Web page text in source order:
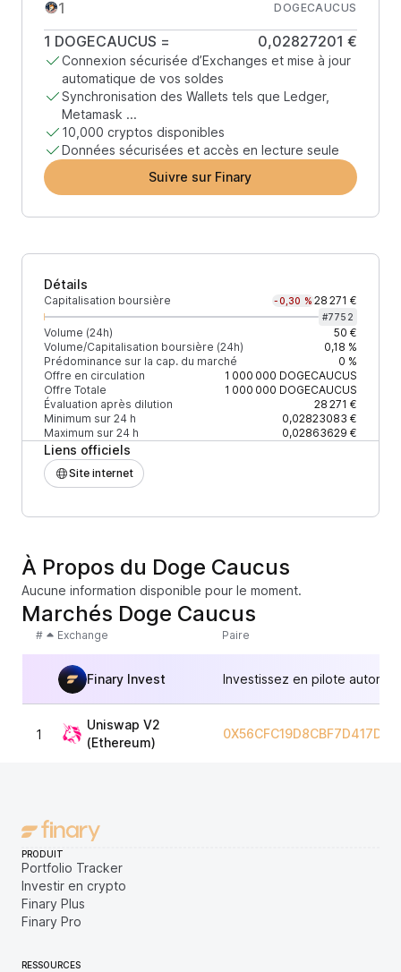
DOGECAUCUS
1 DOGECAUCUS = 0,02827201 €
Connexion sécurisée d’Exchanges et mise à jour
automatique de vos soldes
Synchronisation des Wallets tels que Ledger,
Metamask ...
10,000 cryptos disponibles
Données sécurisées et accès en lecture seule
Suivre sur Finary
Détails
Capitalisation boursière -0,30 % 28 271 €
#7752
Volume (24h)
50 €
Volume/Capitalisation boursière (24h)
0,18 %
Prédominance sur la cap. du marché
0 %
Offre en circulation
1 000 000 DOGECAUCUS
Offre Totale
1 000 000 DOGECAUCUS
Évaluation après dilution
28 271 €
Minimum sur 24 h
0,02823083 €
Maximum sur 24 h
0,02863629 €
Liens officiels
Site internet
À Propos du Doge Caucus
Aucune information disponible pour le moment.
Marchés Doge Caucus
# Exchange Paire
Finary Invest Investissez en pilote
1
Uniswap V2
(Ethereum)
PRODUIT
Portfolio Tracker
Investir en crypto
Finary Plus
Finary Pro
RESSOURCES